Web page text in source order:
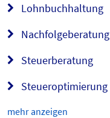
Lohnbuchhaltung
Nachfolgeberatung
Steuerberatung
Steueroptimierung
mehr anzeigen